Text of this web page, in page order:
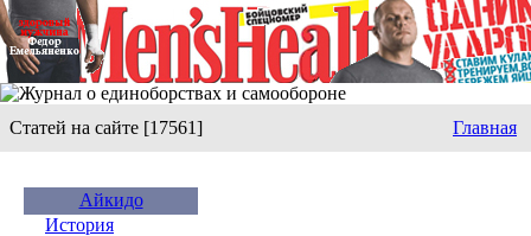
Статей на сайте [17561] Главная
Айкидо
История